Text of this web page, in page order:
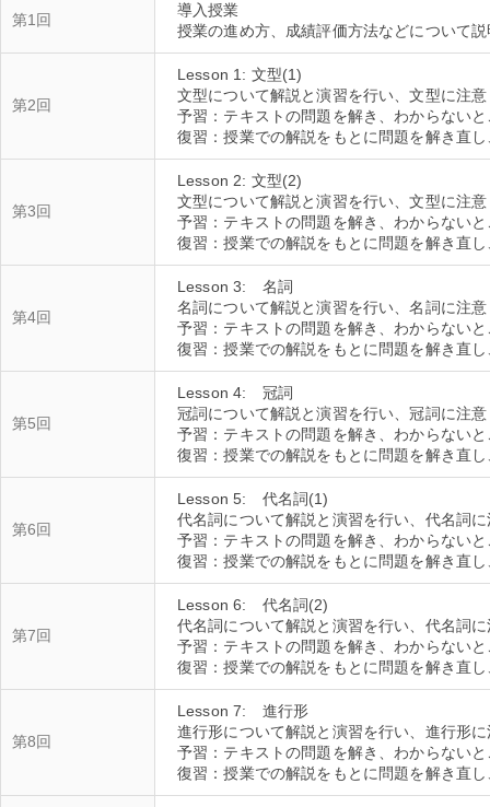
第1回
導入授業
第2回
Lesson 1: 文型(1)
文型について解説と演習を行い、文型に注
予習：テキストの問題を解き、わからない
第3回
Lesson 2: 文型(2)
文型について解説と演習を行い、文型に注
予習：テキストの問題を解き、わからない
第4回
Lesson 3: 名詞
名詞について解説と演習を行い、名詞に注
予習：テキストの問題を解き、わからない
第5回
Lesson 4: 冠詞
冠詞について解説と演習を行い、冠詞に注
予習：テキストの問題を解き、わからない
第6回
Lesson 5: 代名詞(1)
代名詞について解説と演習を行い、代名詞
予習：テキストの問題を解き、わからない
第7回
Lesson 6: 代名詞(2)
代名詞について解説と演習を行い、代名詞
予習：テキストの問題を解き、わからない
第8回
Lesson 7: 進行形
進行形について解説と演習を行い、進行形
予習：テキストの問題を解き、わからない